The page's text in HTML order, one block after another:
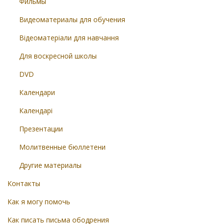
Видеоматериалы для обучения
Відеоматеріали для навчання
Для воскресной школы
DVD
Календари
Календарі
Презентации
Молитвенные бюллетени
Другие материалы
Контакты
Как я могу помочь
Как писать письма ободрения